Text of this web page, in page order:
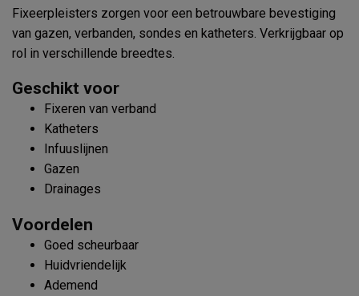
Fixeerpleisters zorgen voor een betrouwbare bevestiging
van gazen, verbanden, sondes en katheters. Verkrijgbaar op
rol in verschillende breedtes.
Geschikt voor
Fixeren van verband
Katheters
Infuuslijnen
Gazen
Drainages
Voordelen
Goed scheurbaar
Huidvriendelijk
Ademend